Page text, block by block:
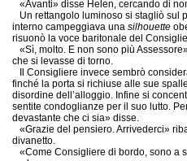
«Avanti» disse Helen, cercando di
Un rettangolo luminoso si stagliò sul
interno campeggiava una silhouette
risuonò la voce baritonale del
«Sì, molto. E non sono più
che si levasse di torno.
Il Consigliere invece sembrò
finché la porta si richiuse alle sue
disordine dell’alloggio. Infine si
sentite condoglianze per il suo lutto.
devastante che ci sia» disse.
«Grazie del pensiero. Arrivederci»
divanetto.
«Come Consigliere di bordo, sono a